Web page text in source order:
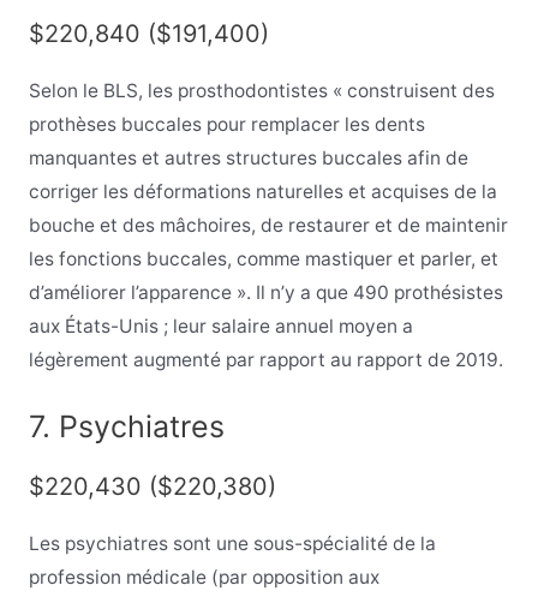
$220,840 ($191,400)
Selon le BLS, les prosthodontistes « construisent des
prothèses buccales pour remplacer les dents
manquantes et autres structures buccales afin de
corriger les déformations naturelles et acquises de la
bouche et des mâchoires, de restaurer et de maintenir
les fonctions buccales, comme mastiquer et parler, et
d’améliorer l’apparence ». Il n’y a que 490 prothésistes
aux États-Unis ; leur salaire annuel moyen a
légèrement augmenté par rapport au rapport de 2019.
7. Psychiatres
$220,430 ($220,380)
Les psychiatres sont une sous-spécialité de la
profession médicale (par opposition aux